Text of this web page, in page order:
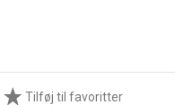
Tilføj til favoritter